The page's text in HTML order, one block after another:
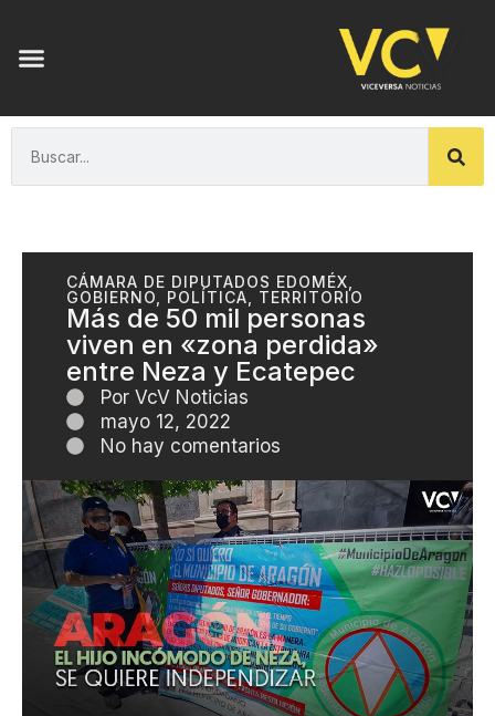
CÁMARA DE DIPUTADOS EDOMÉX,
GOBIERNO, POLÍTICA, TERRITORIO
Más de 50 mil personas
viven en «zona perdida»
entre Neza y Ecatepec
Por VcV Noticias
mayo 12, 2022
No hay comentarios